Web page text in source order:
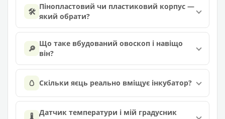
🛠️ Пінопластовий чи пластиковий корпус —
який обрати?
🔎 Що таке вбудований овоскоп і навіщо
він?
🥚 Скільки яєць реально вміщує інкубатор?
Датчик температури і мій градусник